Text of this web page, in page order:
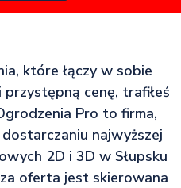
które łączy w sobie
cenę, trafiłeś
Pro to firma,
najwyższej
2D i 3D w Słupsku
oferta jest skierowana